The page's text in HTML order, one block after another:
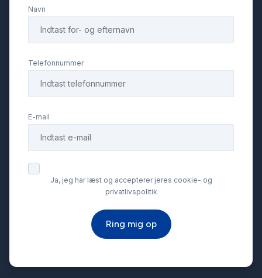
Lygtevasker
Musikstreaming via bluetooth
Parkeringssensor bagved
Service OK
Splitbagsæder
Navn
Telefonnummer
E-mail
Ja, jeg har læst og accepterer jeres cookie- og
privatlivspolitik
Ring mig op